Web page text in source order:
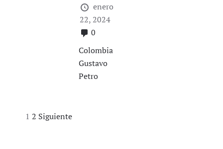
enero
22, 2024
0
Colombia
Gustavo
Petro
Navegación
1 2 Siguiente